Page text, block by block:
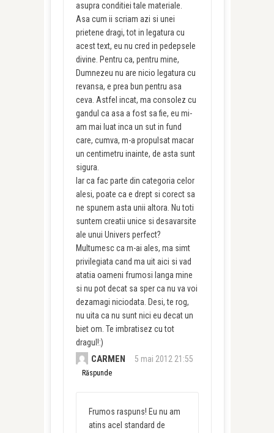
asupra conditiei tale materiale.
Asa cum ii scriam azi si unei
prietene dragi, tot in legatura cu
acest text, eu nu cred in pedepsele
divine. Pentru ca, pentru mine,
Dumnezeu nu are nicio legatura cu
revansa, e prea bun pentru asa
ceva. Astfel incat, ma consolez cu
gandul ca asa a fost sa fie, eu mi-
am mai luat inca un sut in fund
care, cumva, m-a propulsat macar
un centimetru inainte, de asta sunt
sigura.
Iar ca fac parte din categoria celor
alesi, poate ca e drept si corect sa
ne spunem asta unii altora. Nu toti
suntem creatii unice si desavarsite
ale unui Univers perfect?
Multumesc ca m-ai ales, ma simt
privilegiata cand ma uit aici si vad
atatia oameni frumosi langa mine
si nu pot decat sa sper ca nu va voi
dezamagi niciodata. Desi, te rog,
nu uita ca nu sunt nici eu decat un
biet om. Te imbratisez cu tot
dragul!:)
CARMEN 5 mai 2012 21:55
Răspunde
Frumos raspuns! Eu nu am
atins acel standard de